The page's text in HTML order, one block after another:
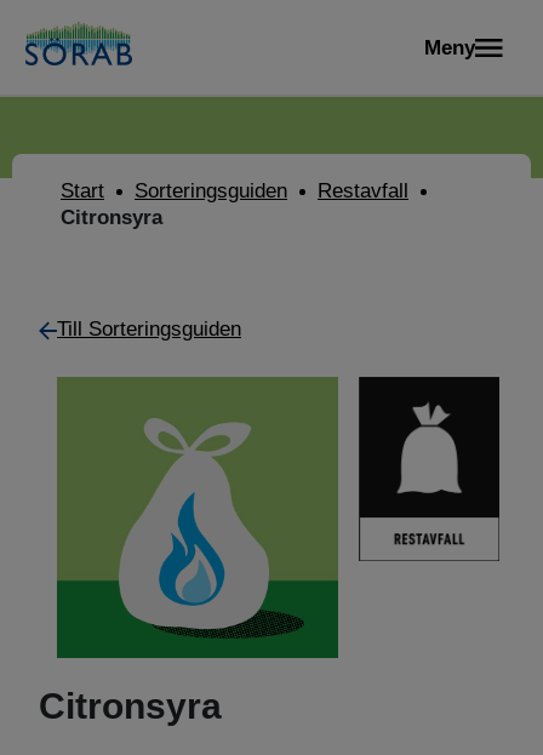
Meny
Start Sorteringsguiden
Restavfall
Citronsyra
Till Sorteringsguiden
Citronsyra